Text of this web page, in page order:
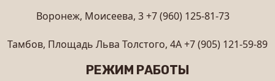
Воронеж, Моисеева, 3+7 (960) 125-81-73
Тамбов, Площадь Льва Толстого, 4А+7 (905) 121-59-89
РЕЖИМ РАБОТЫ